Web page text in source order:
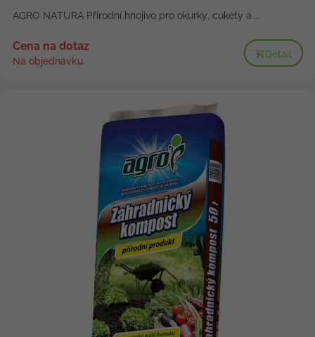
AGRO NATURA Přírodní hnojivo pro okurky, cukety a ...
Cena na dotaz
Na objednávku
Detail